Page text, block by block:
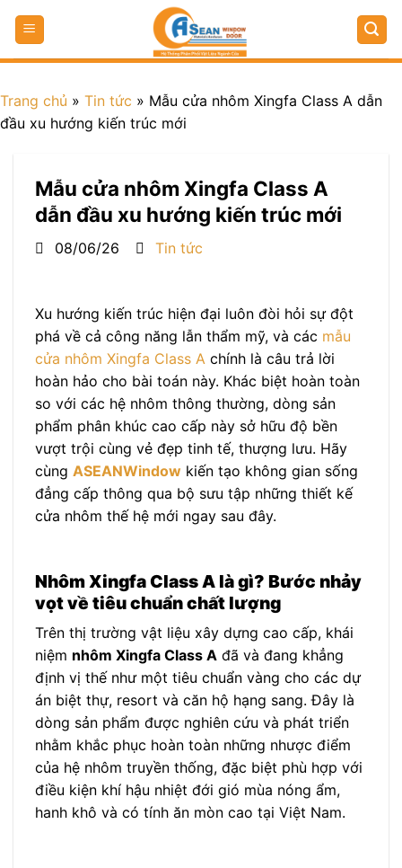
Trang chủ » Tin tức » Mẫu cửa nhôm Xingfa Class A dẫn
đầu xu hướng kiến trúc mới
Mẫu cửa nhôm Xingfa Class A
dẫn đầu xu hướng kiến trúc mới
08/06/26 Tin tức
Xu hướng kiến trúc hiện đại luôn đòi hỏi sự đột
phá về cả công năng lẫn thẩm mỹ, và các mẫu
cửa nhôm Xingfa Class A chính là câu trả lời
hoàn hảo cho bài toán này. Khác biệt hoàn toàn
so với các hệ nhôm thông thường, dòng sản
phẩm phân khúc cao cấp này sở hữu độ bền
vượt trội cùng vẻ đẹp tinh tế, thượng lưu. Hãy
cùng ASEANWindow kiến tạo không gian sống
đẳng cấp thông qua bộ sưu tập những thiết kế
cửa nhôm thế hệ mới ngay sau đây.
Nhôm Xingfa Class A là gì? Bước nhảy
vọt về tiêu chuẩn chất lượng
Trên thị trường vật liệu xây dựng cao cấp, khái
niệm nhôm Xingfa Class A đã và đang khẳng
định vị thế như một tiêu chuẩn vàng cho các dự
án biệt thự, resort và căn hộ hạng sang. Đây là
dòng sản phẩm được nghiên cứu và phát triển
nhằm khắc phục hoàn toàn những nhược điểm
của hệ nhôm truyền thống, đặc biệt phù hợp với
điều kiện khí hậu nhiệt đới gió mùa nóng ẩm,
hanh khô và có tính ăn mòn cao tại Việt Nam.